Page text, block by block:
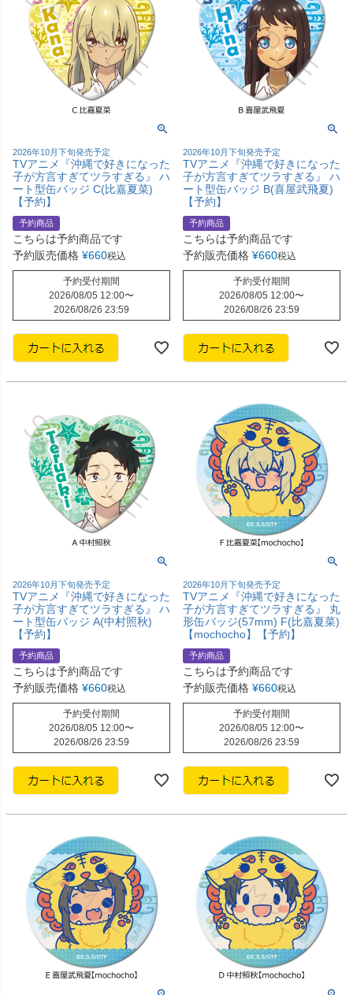
2026年10月下旬発売予定
TVアニメ『沖縄で好きになった
子が方言すぎてツラすぎる』 ハ
ート型缶バッジ C(比嘉夏菜)
【予約】
予約商品
こちらは予約商品です
予約販売価格 ¥660税込
予約受付期間
2026/08/05 12:00〜
2026/08/26 23:59
2026年10月下旬発売予定
TVアニメ『沖縄で好きになった
子が方言すぎてツラすぎる』 ハ
ート型缶バッジ B(喜屋武飛夏)
【予約】
予約商品
こちらは予約商品です
予約販売価格 ¥660税込
予約受付期間
2026/08/05 12:00〜
2026/08/26 23:59
2026年10月下旬発売予定
TVアニメ『沖縄で好きになった
子が方言すぎてツラすぎる』 ハ
ート型缶バッジ A(中村照秋)
【予約】
予約商品
こちらは予約商品です
予約販売価格 ¥660税込
予約受付期間
2026/08/05 12:00〜
2026/08/26 23:59
2026年10月下旬発売予定
TVアニメ『沖縄で好きになった
子が方言すぎてツラすぎる』 丸
形缶バッジ(57mm) F(比嘉夏菜)
【mochocho】【予約】
予約商品
こちらは予約商品です
予約販売価格 ¥660税込
予約受付期間
2026/08/05 12:00〜
2026/08/26 23:59